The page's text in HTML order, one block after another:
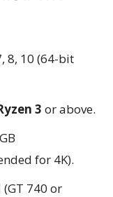
8, 10 (64-bit
3 or above.
for 4K).
(GT 740 or